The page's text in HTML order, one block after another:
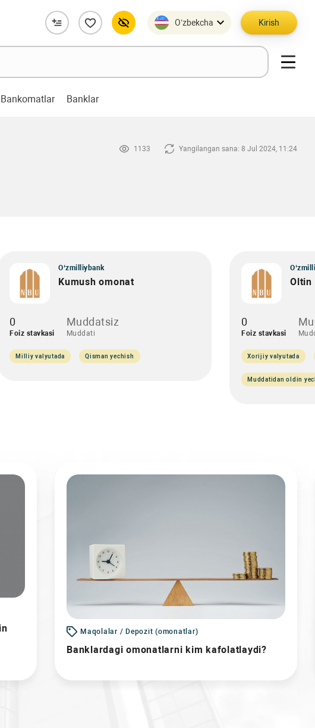
O’zbekcha Kirish
Bankomatlar Banklar
1133 Yangilangan sana: 8 Jul 2024, 11:24
O‘zmilliybank
Kumush omonat
0
Foiz stavkasi
Muddatsiz
Muddati
Milliy valyutada Qisman yechish
Oltin
0
Foiz stavkasi
Xorijiy valyutada
Muddatidan oldin
Maqolalar / Depozit (omonatlar)
Banklardagi omonatlarni kim kafolatlaydi?